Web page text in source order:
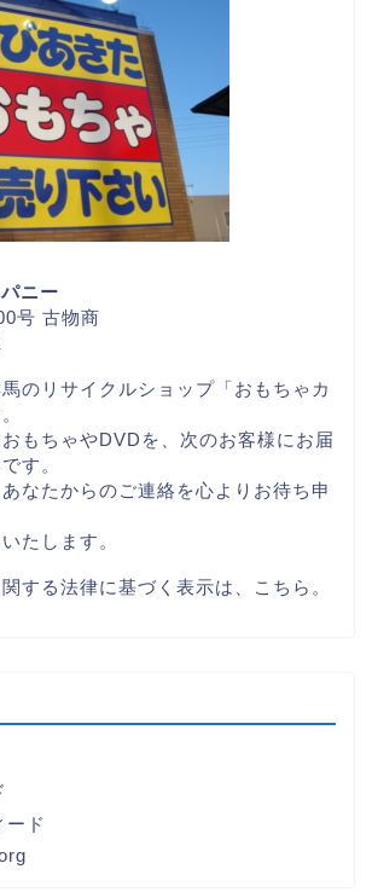
ニー
号 古物商
のリサイクルショップ「おもちゃカ
もちゃやDVDを、次のお客様にお届
す。
なたからのご連絡を心よりお待ち申
たします。
する法律に基づく表示は、 こちら。
ード